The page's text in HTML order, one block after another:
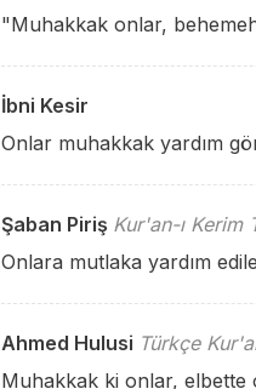
"Muhakkak onlar,
İbni Kesir
Onlar muhakkak yardım
Şaban Piriş Kur'an-ı Kerim
Onlara mutlaka yardım
Ahmed Hulusi Türkçe
Muhakkak ki onlar, elbette